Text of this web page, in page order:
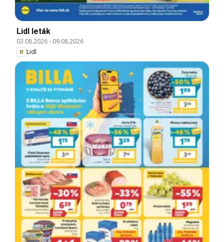
Lidl leták
03.08.2026- 09.08.2026
Lidl